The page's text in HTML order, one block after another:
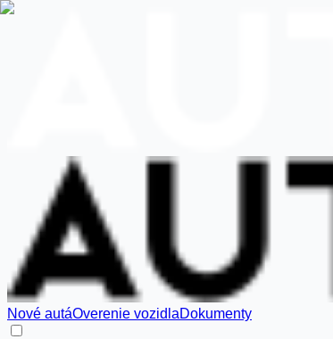
Nové autáOverenie vozidlaDokumenty